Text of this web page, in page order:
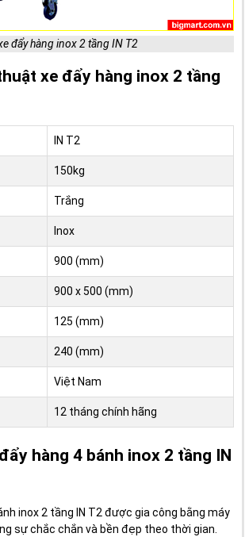
đẩy hàng inox 2 tầng IN T2
xe đẩy hàng inox 2 tầng
IN T2
150kg
Trắng
Inox
900 (mm)
900 x 500 (mm)
125 (mm)
240 (mm)
Việt Nam
12 tháng chính hãng
hàng 4 bánh inox 2 tầng IN
inox 2 tầng IN T2 được gia công bằng máy
sự chắc chắn và bền đẹp theo thời gian.